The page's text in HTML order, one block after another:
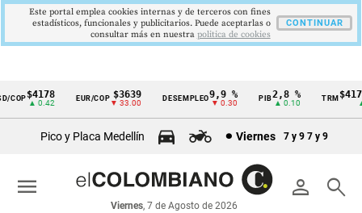
Cintillo
económicos
Colombia
$4178
▲ 0.42
EUR/COP $3639
▼ 33.00
DESEMPLEO 9,9 %
▼ 0.30
PIB2,8 %
▲ 0.10
TRM
▲
Pico y Placa Medellín Viernes 7 y 9 7 y 9
person search
Viernes, 7 de Agosto de 2026
menu
Este portal emplea cookies internas y de terceros con fines
estadísticos, funcionales y publicitarios. Puede aceptarlas o
consultar más en nuestra politica de cookies
CONTINUAR